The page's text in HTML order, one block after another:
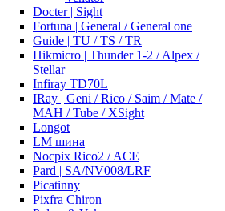
Docter | Sight
Fortuna | General / General one
Guide | TU / TS / TR
Hikmicro | Thunder 1-2 / Alpex /
Stellar
Infiray TD70L
IRay | Geni / Rico / Saim / Mate /
MAH / Tube / XSight
Longot
LM шина
Nocpix Rico2 / ACE
Pard | SA/NV008/LRF
Picatinny
Pixfra Chiron